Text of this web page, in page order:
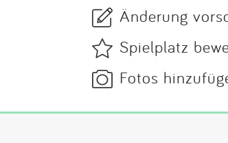
Änderung
Spielplatz
Fotos